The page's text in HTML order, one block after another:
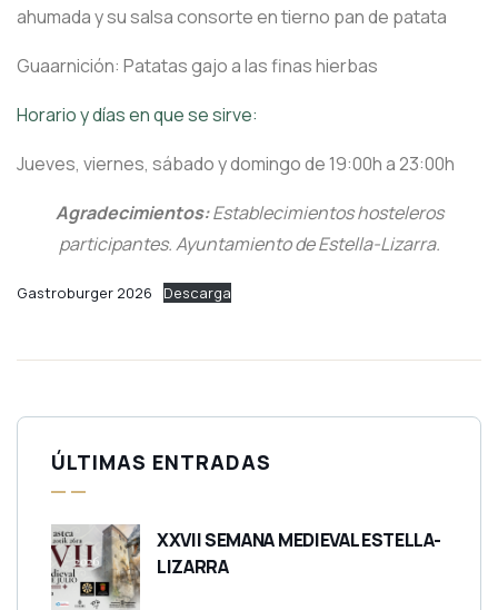
ahumada y su salsa consorte en tierno pan de patata
Guaarnición: Patatas gajo a las finas hierbas
Horario y días en que se sirve:
Jueves, viernes, sábado y domingo de 19:00h a 23:00h
Agradecimientos:Establecimientos hosteleros
participantes. Ayuntamiento de Estella-Lizarra.
Gastroburger 2026 Descarga
ÚLTIMAS ENTRADAS
XXVII SEMANA MEDIEVAL ESTELLA-
LIZARRA